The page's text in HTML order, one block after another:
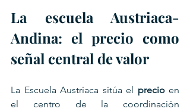
La escuela Austriaca-
Andina: el precio como
señal central de valor
La Escuela Austriaca sitúa el precio en
el centro de la coordinación